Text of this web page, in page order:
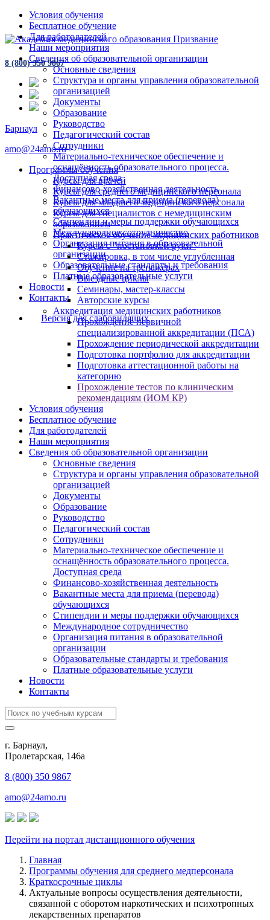
Условия обучения
Бесплатное обучение
Для работодателей
Наши мероприятия
Сведения об образовательной организации
Основные сведения
Структура и органы управления образовательной
организацией
Документы
Образование
Руководство
Педагогический состав
Сотрудники
Материально-техническое обеспечение и
оснащённость образовательного процесса.
Доступная среда
Финансово-хозяйственная деятельность
Вакантные места для приема (перевода)
обучающихся
Стипендии и меры поддержки обучающихся
Международное сотрудничество
Организация питания в образовательной
организации
Образовательные стандарты и требования
Платные образовательные услуги
Новости
Контакты
Версия для слабовидящих
8 (800) 350 9867
Барнаул
amo@24amo.ru
Программы обучения
Курсы для врачей
Курсы для среднего медицинского персонала
Курсы для младшего медицинского персонала
Курсы для специалистов с немедицинским
образованием
Практическое обучение медицинских работников
Курсы с "постановкой руки"
Стажировка, в том числе углубленная
Обучение на тренажёрах
Выездные циклы
Семинары, мастер-классы
Авторские курсы
Аккредитация медицинских работников
Прохождение первичной
специализированной аккредитации (ПСА)
Прохождение периодической аккредитации
Подготовка портфолио для аккредитации
Подготовка аттестационной работы на
категорию
Прохождение тестов по клиническим
рекомендациям (ИОМ КР)
Условия обучения
Бесплатное обучение
Для работодателей
Наши мероприятия
Сведения об образовательной организации
Основные сведения
Структура и органы управления образовательной
организацией
Документы
Образование
Руководство
Педагогический состав
Сотрудники
Материально-техническое обеспечение и
оснащённость образовательного процесса.
Доступная среда
Финансово-хозяйственная деятельность
Вакантные места для приема (перевода)
обучающихся
Стипендии и меры поддержки обучающихся
Международное сотрудничество
Организация питания в образовательной
организации
Образовательные стандарты и требования
Платные образовательные услуги
Новости
Контакты
г. Барнаул,
​Пролетарская, 146а
8 (800) 350 9867
amo@24amo.ru
Перейти на портал дистанционного обучения
Главная
Программы обучения для среднего медперсонала
Краткосрочные циклы
Актуальные вопросы осуществления деятельности,
связанной с оборотом наркотических и психотропных
лекарственных препаратов